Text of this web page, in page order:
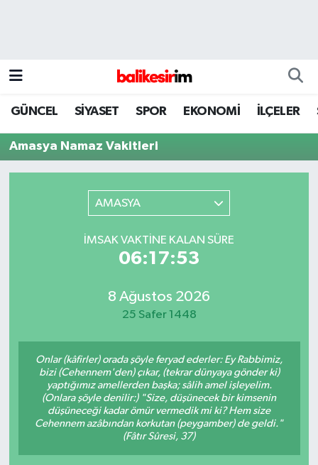
GÜNCEL SİYASET SPOR EKONOMİ İLÇELER
Amasya Namaz Vakitleri
AMASYA
İMSAK VAKTINE KALAN SÜRE
06:17:53
8 Ağustos 2026
25 Safer 1448
Onlar (kâfirler) orada şöyle feryad ederler: Ey Rabbimiz,
bizi (Cehennem'den) çıkar, (tekrar dünyaya gönder ki)
yaptığımız amellerden başka; sâlih amel işleyelim.
(Onlara şöyle denilir:) "Size, düşünecek bir kimsenin
düşüneceği kadar ömür vermedik mi ki? Hem size
Cehennem azâbından korkutan (peygamber) de geldi."
(Fâtır Sûresi, 37)